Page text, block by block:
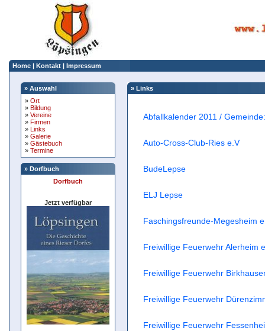
Home | Kontakt | Impressum
» Auswahl
» Ort
» Bildung
» Vereine
» Firmen
» Links
» Galerie
» Gästebuch
» Termine
» Dorfbuch
Dorfbuch
Jetzt verfügbar
» Links
Abfallkalender 2011 /
Auto-Cross-Club-Ries e.V
BudeLepse
ELJ Lepse
Faschingsfreunde-Megesheim
Freiwillige Feuerwehr Alerheim
Freiwillige Feuerwehr
Freiwillige Feuerwehr
Freiwillige Feuerwehr